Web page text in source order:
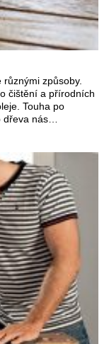
způsoby.
čištění a přírodních
Touha po
dřeva nás…